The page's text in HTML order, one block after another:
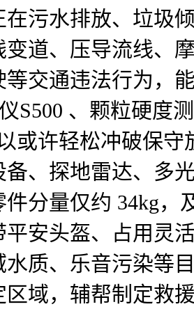
污水排放、垃圾
道、压导流线、
交通违法行为，
、颗粒硬度
或许轻松冲破保守
、探地雷达、多
分量仅约 34kg，
安头盔、占用灵
质、乐音污染等
域，辅帮制定救